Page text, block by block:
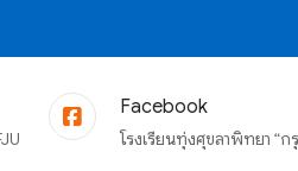
Facebook
โรงเรียนทุ่งศุขลาพิทยา “ก